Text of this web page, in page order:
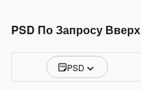
PSD По Запросу Вверх
PSD